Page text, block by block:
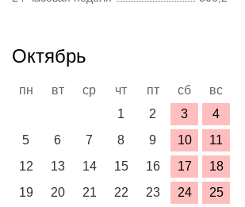
Октябрь
пн вт ср чт пт сб
вс
1
2 3
4
5
6 7 8 9 10
11
12
13 14 15 16 17
18
19
20 21 22 23 24
25